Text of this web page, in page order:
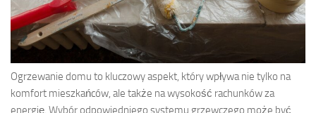
Ogrzewanie domu to kluczowy aspekt, który wpływa nie tylko na
komfort mieszkańców, ale także na wysokość rachunków za
energię. Wybór odpowiedniego systemu grzewczego może być